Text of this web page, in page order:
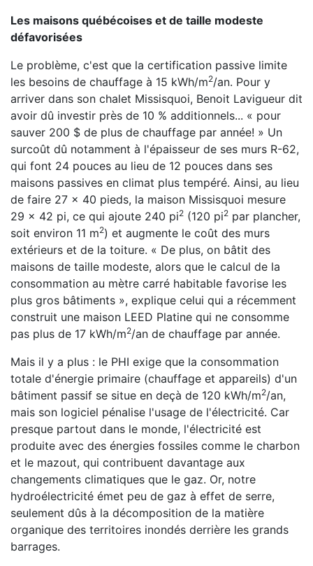
Les maisons québécoises et de taille modeste
défavorisées
Le problème, c'est que la certification passive limite
les besoins de chauffage à 15 kWh/m2/an. Pour y
arriver dans son chalet Missisquoi, Benoit Lavigueur dit
avoir dû investir près de 10 % additionnels... « pour
sauver 200 $ de plus de chauffage par année! » Un
surcoût dû notamment à l'épaisseur de ses murs R-62,
qui font 24 pouces au lieu de 12 pouces dans ses
maisons passives en climat plus tempéré. Ainsi, au lieu
de faire 27 x 40 pieds, la maison Missisquoi mesure
29 x 42 pi, ce qui ajoute 240 pi2 (120 pi2 par plancher,
soit environ 11 m2) et augmente le coût des murs
extérieurs et de la toiture. « De plus, on bâtit des
maisons de taille modeste, alors que le calcul de la
consommation au mètre carré habitable favorise les
plus gros bâtiments », explique celui qui a récemment
construit une maison LEED Platine qui ne consomme
pas plus de 17 kWh/m2/an de chauffage par année.
Mais il y a plus : le PHI exige que la consommation
totale d'énergie primaire (chauffage et appareils) d'un
bâtiment passif se situe en deçà de 120 kWh/m2/an,
mais son logiciel pénalise l'usage de l'électricité. Car
presque partout dans le monde, l'électricité est
produite avec des énergies fossiles comme le charbon
et le mazout, qui contribuent davantage aux
changements climatiques que le gaz. Or, notre
hydroélectricité émet peu de gaz à effet de serre,
seulement dûs à la décomposition de la matière
organique des territoires inondés derrière les grands
barrages.